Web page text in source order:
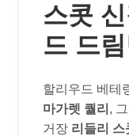
스콧
드 드
할리우드 베테
마가렛 퀄리 ,
거장 리들리 스